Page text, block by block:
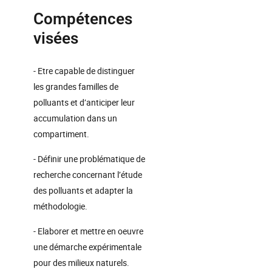
Compétences
visées
- Etre capable de distinguer
les grandes familles de
polluants et d’anticiper leur
accumulation dans un
compartiment.
- Définir une problématique de
recherche concernant l’étude
des polluants et adapter la
méthodologie.
- Elaborer et mettre en oeuvre
une démarche expérimentale
pour des milieux naturels.